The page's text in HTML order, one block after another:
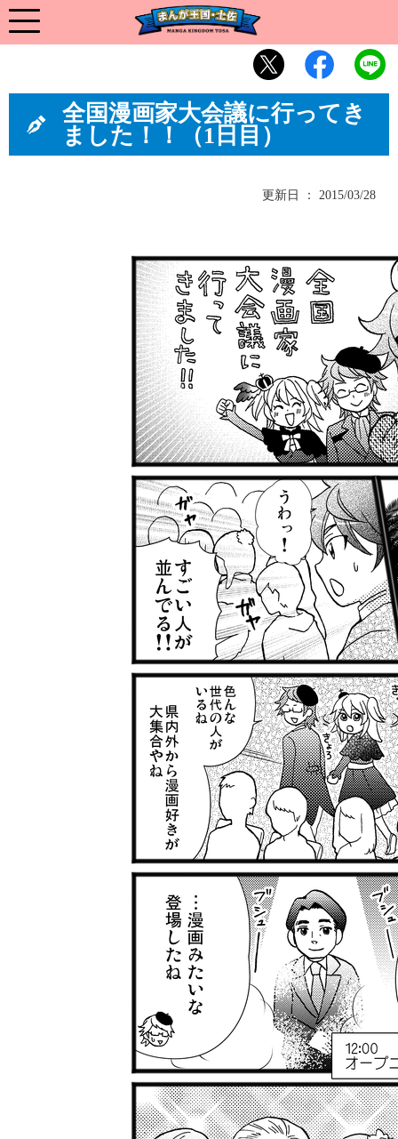
全国漫画家大会議に行ってき
ました！！（1日目）
更新日 ： 2015/03/28